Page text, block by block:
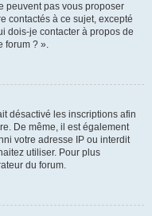
peuvent pas vous proposer
contactés à ce sujet, excepté
dois-je contacter à propos de
forum ? ».
désactivé les inscriptions afin
De même, il est également
votre adresse IP ou interdit
utiliser. Pour plus
du forum.